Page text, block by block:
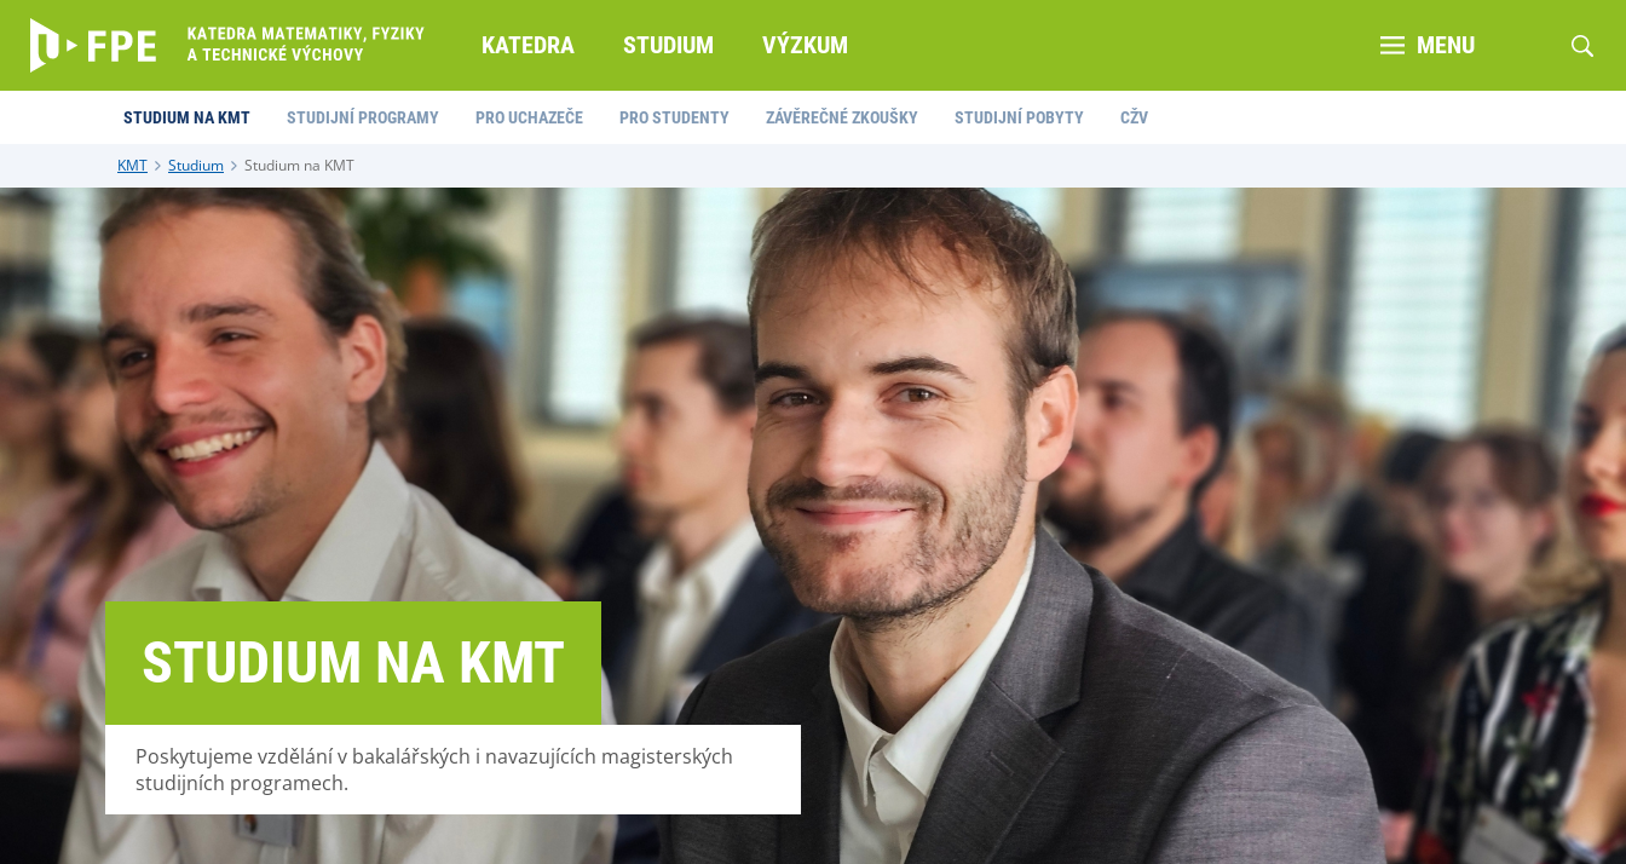
KATEDRA STUDIUM VÝZKUM MENU
STUDIUM NA KMT STUDIJNÍ PROGRAMY PRO UCHAZEČE PRO STUDENTY ZÁVĚREČNÉ ZKOUŠKY STUDIJNÍ POBYTY CŽV
KMT Studium Studium na KMT
STUDIUM NA KMT
Poskytujeme vzdělání v bakalářských i navazujících magisterských
studijních programech.